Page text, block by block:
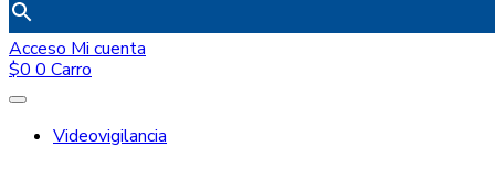
Acceso Mi cuenta
$0 0 Carro
Videovigilancia